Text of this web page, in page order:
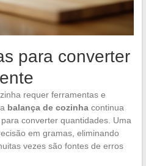
para converter
requer ferramentas e
balança de cozinhacontinua
converter quantidades. Uma
em gramas, eliminando
vezes são fontes de erros